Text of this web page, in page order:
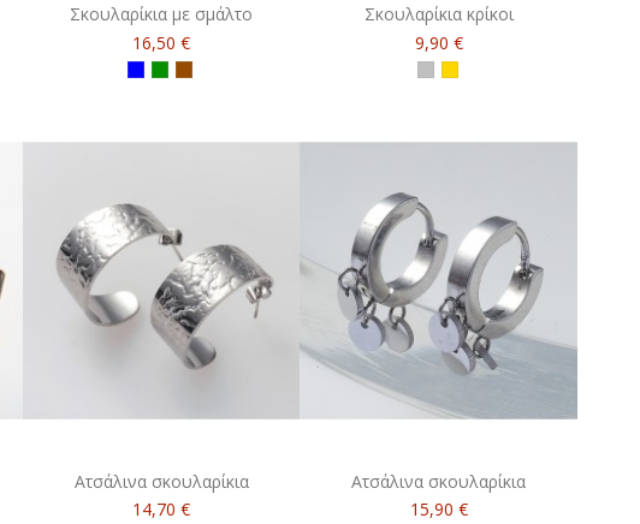
Σκουλαρίκια με σμάλτο
16,50 €
ΜπλεΠράσινο
Καφέ
Σκουλαρίκια κρίκοι
9,90 €
ασημίχρυσό
Ατσάλινα σκουλαρίκια
14,70 €
Ατσάλινα σκουλαρίκια
15,90 €